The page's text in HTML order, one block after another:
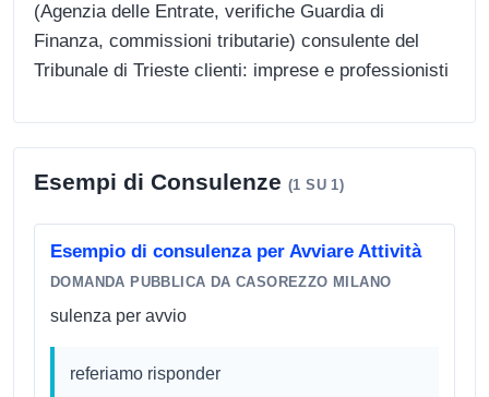
(Agenzia delle Entrate, verifiche Guardia di
Finanza, commissioni tributarie) consulente del
Tribunale di Trieste clienti: imprese e professionisti
Esempi di Consulenze (1 SU 1)
Esempio di consulenza per Avviare Attività
DOMANDA PUBBLICA DA CASOREZZO MILANO
sulenza per avvio
referiamo risponder